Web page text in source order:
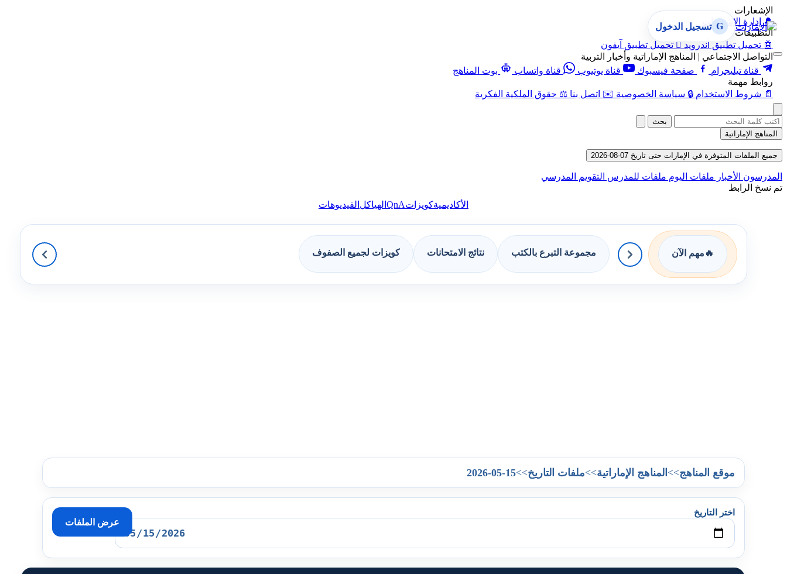
الإشعارات
🔔 إدارة الإشعارات
التطبيقات
🤖 تحميل تطبيق أندرويد  تحميل تطبيق آيفون
التواصل الاجتماعي | المناهج الإماراتية وأخبار التربية
قناة تيليجرام
صفحة فيسبوك قناة يوتيوب قناة واتساب
بوت المناهج
روابط مهمة
📄 شروط الاستخدام 🔒 سياسة الخصوصية ✉️ اتصل بنا ⚖️ حقوق الملكية الفكرية
G تسجيل الدخول
بحث
المناهج الإماراتية
جميع الملفات المتوفرة في الإمارات حتى تاريخ 07-08-2026
المدرسون الأخبار ملفات اليوم ملفات للمدرس التقويم المدرسي
تم نسخ الرابط
الأكاديميةكويزاتQnA الهياكل الفيديوهات
🔥 مهم الآن مجموعة التبرع بالكتب نتائج الامتحانات كويزات لجميع الصفوف
موقع المناهج>> المناهج الإماراتية>>ملفات التاريخ>>
2026-05-15
اختر التاريخ
عرض الملفات